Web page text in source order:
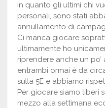
in quanto gli ultimi chi
personali, sono stati
annullamento di
Ci manca giocare
ultimamente ho
riprendere anche un
entrambi ormai è da
sulla 5E e abbiamo
Per giocare siamo liberi
mezzo alla settimana